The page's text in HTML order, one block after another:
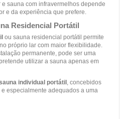
sauna com infravermelhos depende
e da experiência que prefere.
Residencial Portátil
ou sauna residencial portátil permite
próprio lar com maior flexibilidade.
permanente, pode ser uma
utilizar a sauna apenas em
individual portátil , concebidos
especialmente adequados a uma